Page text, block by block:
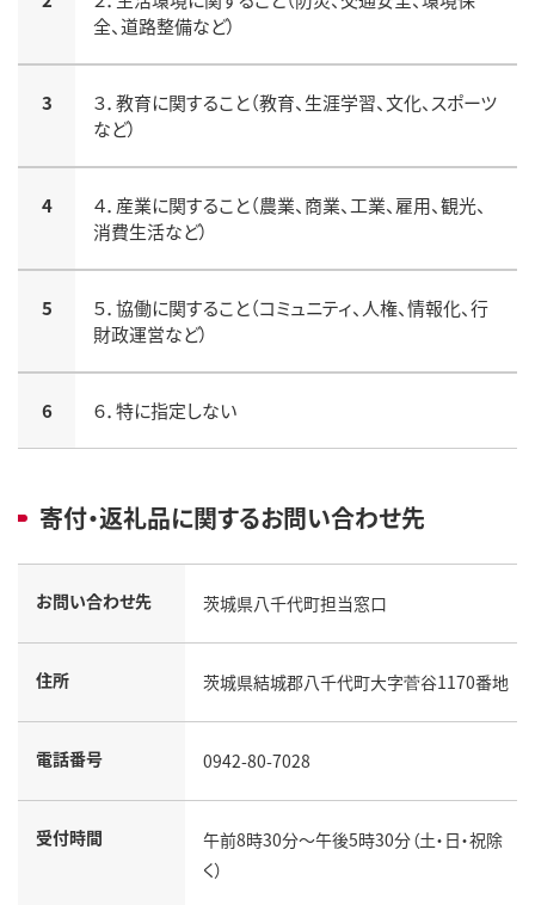
全、道路整備など）
3
３．教育に関すること（教育、生涯学習、文化、スポーツ
など）
4
４．産業に関すること（農業、商業、工業、雇用、観光、
消費生活など）
5
５．協働に関すること（コミュニティ、人権、情報化、行
財政運営など）
6 ６．特に指定しない
寄付・返礼品に関するお問い合わせ先
お問い合わせ先 茨城県八千代町担当窓口
住所 茨城県結城郡八千代町大字菅谷1170番地
電話番号 0942-80-7028
受付時間
午前8時30分～午後5時30分（土・日・祝除
く）